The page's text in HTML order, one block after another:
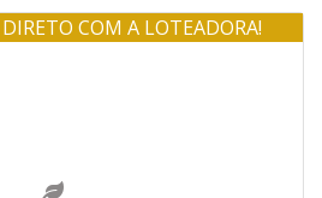
Venda
COM A LOTEADORA!